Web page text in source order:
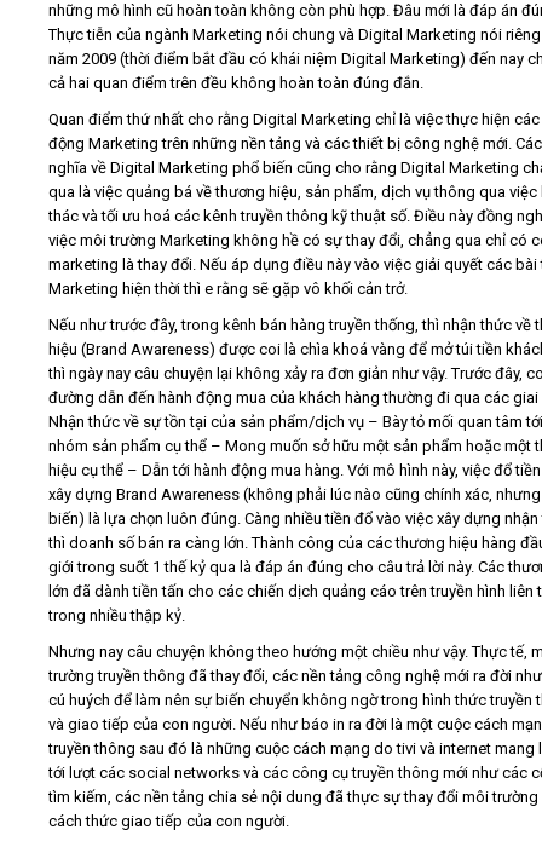
những mô hình cũ hoàn toàn không còn phù hợp. Đâu mới là đáp án
Thực tiễn của ngành Marketing nói chung và Digital Marketing nói
năm 2009 (thời điểm bắt đầu có khái niệm Digital Marketing) đến nay
cả hai quan điểm trên đều không hoàn toàn đúng đắn.
Quan điểm thứ nhất cho rằng Digital Marketing chỉ là việc thực hiện
động Marketing trên những nền tảng và các thiết bị công nghệ mới.
nghĩa về Digital Marketing phổ biến cũng cho rằng Digital Marketing
qua là việc quảng bá về thương hiệu, sản phẩm, dịch vụ thông qua việc
thác và tối ưu hoá các kênh truyền thông kỹ thuật số. Điều này đồng
việc môi trường Marketing không hề có sự thay đổi, chẳng qua chỉ có
marketing là thay đổi. Nếu áp dụng điều này vào việc giải quyết các bài
Marketing hiện thời thì e rằng sẽ gặp vô khối cản trở.
Nếu như trước đây, trong kênh bán hàng truyền thống, thì nhận thức về
hiệu (Brand Awareness) được coi là chìa khoá vàng để mở túi tiền
thì ngày nay câu chuyện lại không xảy ra đơn giản như vậy. Trước đây,
đường dẫn đến hành động mua của khách hàng thường đi qua các
Nhận thức về sự tồn tại của sản phẩm/dịch vụ – Bày tỏ mối quan tâm
nhóm sản phẩm cụ thể – Mong muốn sở hữu một sản phẩm hoặc một
hiệu cụ thể – Dẫn tới hành động mua hàng. Với mô hình này, việc đổ
xây dựng Brand Awareness (không phải lúc nào cũng chính xác,
biến) là lựa chọn luôn đúng. Càng nhiều tiền đổ vào việc xây dựng
thì doanh số bán ra càng lớn. Thành công của các thương hiệu hàng
giới trong suốt 1 thế kỷ qua là đáp án đúng cho câu trả lời này. Các
lớn đã dành tiền tấn cho các chiến dịch quảng cáo trên truyền hình liên
trong nhiều thập kỷ.
Nhưng nay câu chuyện không theo hướng một chiều như vậy. Thực tế,
trường truyền thông đã thay đổi, các nền tảng công nghệ mới ra đời
cú huých để làm nên sự biến chuyển không ngờ trong hình thức truyền
và giao tiếp của con người. Nếu như báo in ra đời là một cuộc cách
truyền thông sau đó là những cuộc cách mạng do tivi và internet mang
tới lượt các social networks và các công cụ truyền thông mới như các
tìm kiếm, các nền tảng chia sẻ nội dung đã thực sự thay đổi môi trường
cách thức giao tiếp của con người.